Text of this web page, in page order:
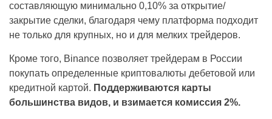
составляющую минимально 0,10% за открытие/
закрытие сделки, благодаря чему платформа подходит
не только для крупных, но и для мелких трейдеров.
Кроме того, Binance позволяет трейдерам в России
покупать определенные криптовалюты дебетовой или
кредитной картой. Поддерживаются карты
большинства видов, и взимается комиссия 2%.